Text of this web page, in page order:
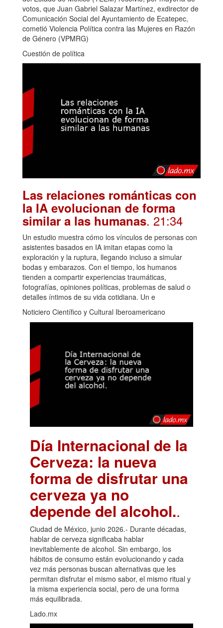
votos, que Juan Gabriel Salazar Martínez, exdirector de
Comunicación Social del Ayuntamiento de Ecatepec,
cometió Violencia Política contra las Mujeres en Razón
de Género (VPMRG)
Cuestión de política
Las relaciones románticas con
la IA evolucionan de forma
similar a las humanas. 21:34
Un estudio muestra cómo los vínculos de personas con
asistentes basados en IA imitan etapas como la
exploración y la ruptura, llegando incluso a simular
bodas y embarazos. Con el tiempo, los humanos
tienden a compartir experiencias traumáticas,
fotografías, opiniones políticas, problemas de salud o
detalles íntimos de su vida cotidiana. Un e
Noticiero Científico y Cultural Iberoamericano
Día Internacional de la
Cerveza: la nueva
forma de disfrutar una
cerveza ya no
depende del alcohol..
Ciudad de México, junio 2026.- Durante décadas,
hablar de cerveza significaba hablar
inevitablemente de alcohol. Sin embargo, los
hábitos de consumo están evolucionando y cada
vez más personas buscan alternativas que les
permitan disfrutar el mismo sabor, el mismo ritual y
la misma experiencia social, pero de una forma
más equilibrada.
Lado.mx